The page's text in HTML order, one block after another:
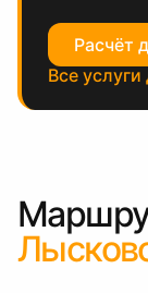
Расчёт
Все услуги